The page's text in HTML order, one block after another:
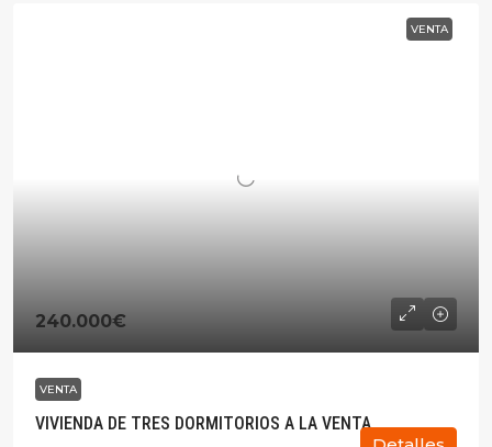
VENTA
240.000€
VENTA
VIVIENDA DE TRES DORMITORIOS A LA VENTA